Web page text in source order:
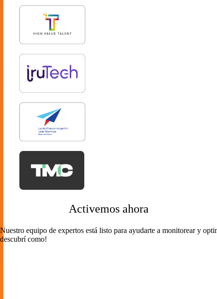
Activemos ahora
Nuestro equipo de expertos está listo para ayudarte a monitorear y
descubrí como!